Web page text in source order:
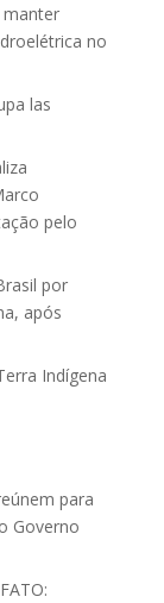
manter
no
las
pelo
por
após
Indígena
para
Governo